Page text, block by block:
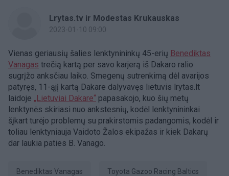
Lrytas.tv ir Modestas Krukauskas
2023-01-10 09:00
Vienas geriausių šalies lenktynininkų 45-erių Benediktas
Vanagas trečią kartą per savo karjerą iš Dakaro ralio
sugrįžo anksčiau laiko. Smegenų sutrenkimą dėl avarijos
patyręs, 11-ąjį kartą Dakare dalyvavęs lietuvis lrytas.lt
laidoje „Lietuviai Dakare“ papasakojo, kuo šių metų
lenktynės skiriasi nuo ankstesnių, kodėl lenktynininkai
šįkart turėjo problemų su prakirstomis padangomis, kodėl ir
toliau lenktyniauja Vaidoto Žalos ekipažas ir kiek Dakarų
dar laukia paties B. Vanago.
Benediktas Vanagas Toyota Gazoo Racing Baltics